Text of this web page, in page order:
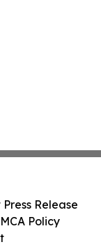
Release
Policy